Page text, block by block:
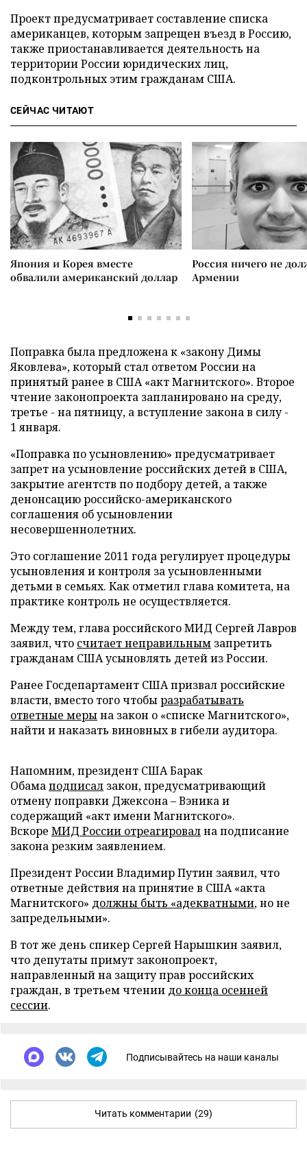
Проект предусматривает составление списка
американцев, которым запрещен въезд в Россию,
также приостанавливается деятельность на
территории России юридических лиц,
подконтрольных этим гражданам США.
СЕЙЧАС ЧИТАЮТ
Япония и Корея вместе
обвалили американский доллар
Россия ничего не
Армении
Поправка была предложена к «закону Димы
Яковлева», который стал ответом России на
принятый ранее в США «акт Магнитского». Второе
чтение законопроекта запланировано на среду,
третье - на пятницу, а вступление закона в силу -
1 января.
«Поправка по усыновлению» предусматривает
запрет на усыновление российских детей в США,
закрытие агентств по подбору детей, а также
денонсацию российско-американского
соглашения об усыновлении
несовершеннолетних.
Это соглашение 2011 года регулирует процедуры
усыновления и контроля за усыновленными
детьми в семьях. Как отметил глава комитета, на
практике контроль не осуществляется.
Между тем, глава российского МИД Сергей Лавров
заявил, что считает неправильным запретить
гражданам США усыновлять детей из России.
Ранее Госдепартамент США призвал российские
власти, вместо того чтобыразрабатывать
ответные мерына закон о «списке Магнитского»,
найти и наказать виновных в гибели аудитора.
Напомним, президент США Барак
Обамаподписал закон, предусматривающий
отмену поправки Джексона – Вэника и
содержащий «акт имени Магнитского».
Вскоре МИД России отреагировална подписание
закона резким заявлением.
Президент России Владимир Путин заявил, что
ответные действия на принятие в США «акта
Магнитского» должны быть «адекватными, но не
запредельными».
В тот же день спикер Сергей Нарышкин заявил,
что депутаты примут законопроект,
направленный на защиту прав российских
граждан, в третьем чтении до конца осенней
сессии.
Подписывайтесь на наши каналы
Читать комментарии (29)